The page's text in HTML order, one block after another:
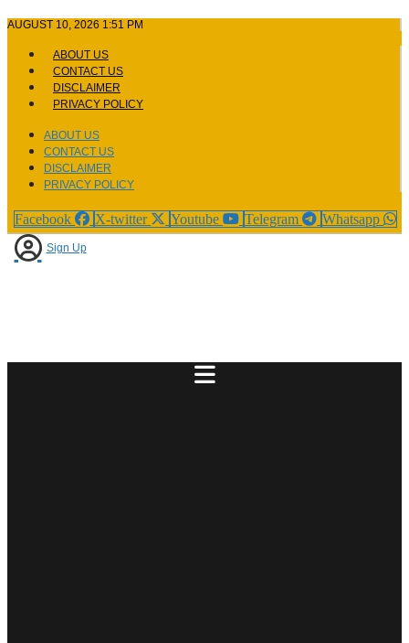
to
AUGUST 10, 2026 1:51 PM
ABOUT US
CONTACT US
DISCLAIMER
PRIVACY POLICY
ABOUT US
CONTACT US
DISCLAIMER
PRIVACY POLICY
Facebook X-twitter Youtube Telegram Whatsapp
Sign Up